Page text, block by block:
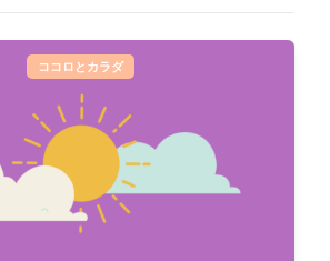
ココロとカラダ